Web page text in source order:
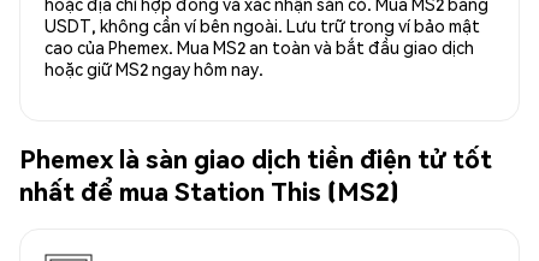
USDT, không cần ví bên ngoài. Lưu trữ trong ví bảo mật
cao của Phemex. Mua MS2 an toàn và bắt đầu giao dịch
hoặc giữ MS2 ngay hôm nay.
Phemex là sàn giao dịch tiền điện tử tốt
nhất để mua Station This (MS2)